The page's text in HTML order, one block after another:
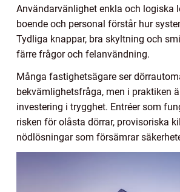
Användarvänlighet enkla och logiska
boende och personal förstår hur
Tydliga knappar, bra skyltning och
färre frågor och felanvändning.
Många fastighetsägare ser
bekvämlighetsfråga, men i praktiken
investering i trygghet. Entréer som
risken för olåsta dörrar, provisoriska
nödlösningar som försämrar